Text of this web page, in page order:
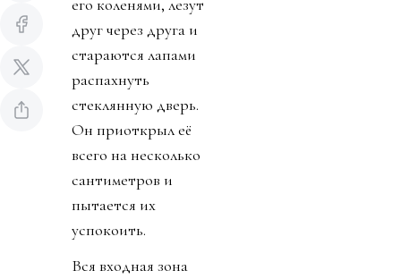
его коленями, лезут
друг через друга и
стараются лапами
распахнуть
стеклянную дверь.
Он приоткрыл её
всего на несколько
сантиметров и
пытается их
успокоить.
Вся входная зона